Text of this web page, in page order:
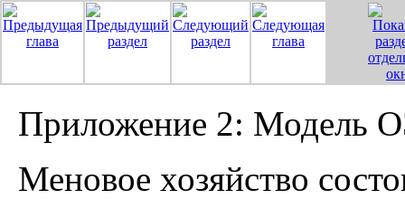
Приложение 2: Модель
Меновое хозяйство